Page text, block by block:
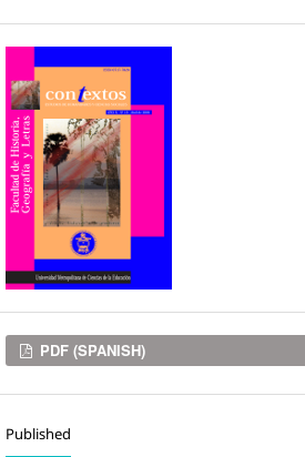
Downloads
PDF (SPANISH)
Published